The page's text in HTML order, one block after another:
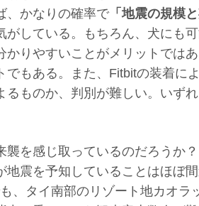
、かなりの確率で「地震の規模
している。もちろん、犬にも
かりやすいことがメリットでは
でもある。また、Fitbitの装着に
ものか、判別が難しい。いず
襲を感じ取っているのだろうか
震を予知していることはほぼ
、タイ南部のリゾート地カオラ